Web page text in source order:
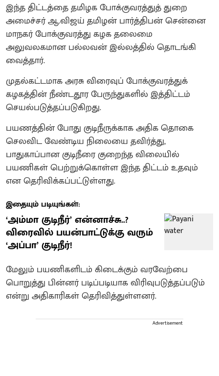
இந்த திட்டத்தை தமிழக போக்குவரத்துத் துறை
அமைச்சர் ஆ.விஜய் தமிழன் பார்த்திபன் சென்னை
மாநகர் போக்குவரத்து கழக தலைமை
அலுவலகமான பல்லவன் இல்லத்தில் தொடங்கி
வைத்தார்.
முதல்கட்டமாக அரசு விரைவுப் போக்குவரத்துக்
கழகத்தின் நீண்டதூர பேருந்துகளில் இத்திட்டம்
செயல்படுத்தப்படுகிறது.
பயணத்தின் போது குடிநீருக்காக அதிக தொகை
செலவிட வேண்டிய நிலையை தவிர்த்து,
பாதுகாப்பான குடிநீரை குறைந்த விலையில்
பயணிகள் பெற்றுக்கொள்ள இந்த திட்டம் உதவும்
என தெரிவிக்கப்பட்டுள்ளது.
இதையும் படியுங்கள்:
‘அம்மா குடிநீர்’ என்னாச்சு..?
விரைவில் பயன்பாட்டுக்கு வரும்
‘அப்பா’ குடிநீர்!
மேலும் பயணிகளிடம் கிடைக்கும் வரவேற்பை
பொறுத்து பின்னர் படிப்படியாக விரிவுபடுத்தப்படும்
என்று அதிகாரிகள் தெரிவித்துள்ளனர்.
Advertisement